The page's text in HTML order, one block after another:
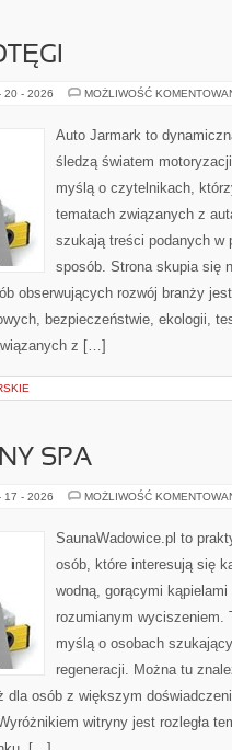
20 - 2026 MOŻLIWOŚĆ
Auto Jarmark to
śledzą światem
myślą o czytelnikach,
tematach związanych z
szukają treści podanych w
sposób. Strona skupia się
obserwujących rozwój branży
bezpieczeństwie, ekologii,
z […]
SPA
17 - 2026 MOŻLIWOŚĆ
SaunaWadowice.pl to
osób, które interesują się
wodną, gorącymi
rozumianym wyciszeniem.
myślą o osobach
regeneracji. Można tu
dla osób z większym
witryny jest rozległa